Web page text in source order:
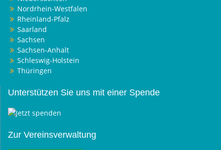
Nordrhein-Westfalen
Rheinland-Pfalz
Saarland
Sachsen
Sachsen-Anhalt
Schleswig-Holstein
Thüringen
Unterstützen Sie uns mit einer Spende
Zur Vereinsverwaltung